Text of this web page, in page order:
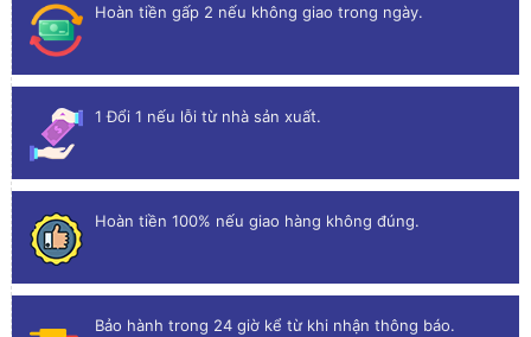
Hoàn tiền gấp 2 nếu không giao trong ngày.
1 Đổi 1 nếu lỗi từ nhà sản xuất.
Hoàn tiền 100% nếu giao hàng không đúng.
Bảo hành trong 24 giờ kể từ khi nhận thông báo.